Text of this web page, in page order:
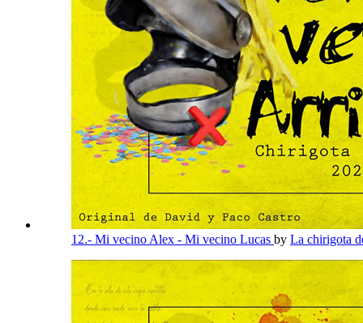
12.- Mi vecino Alex - Mi vecino Lucas by La chirigota